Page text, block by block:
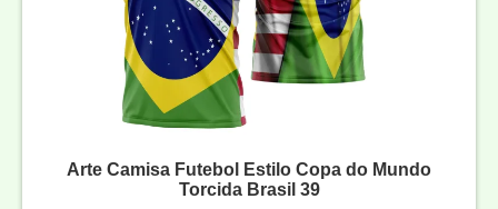
Arte Camisa Futebol Estilo Copa do Mundo
Torcida Brasil 39